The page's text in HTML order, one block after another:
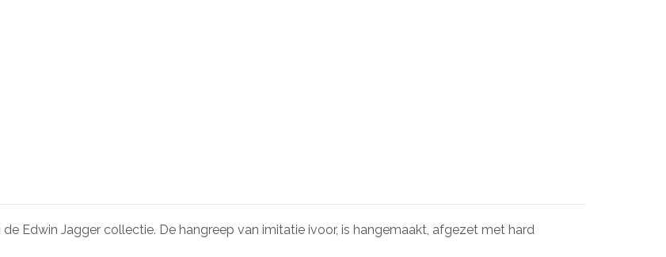
Edwin Jagger collectie. De hangreep van imitatie ivoor, is hangemaakt, afgezet met hard